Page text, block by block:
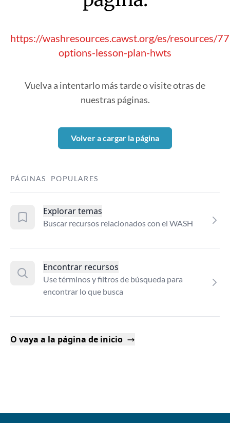
https://washresources.cawst.org/es/resources/
options-lesson-plan-hwts
Vuelva a intentarlo más tarde o visite otras de
nuestras páginas.
Volver a cargar la página
PÁGINAS POPULARES
Explorar temas
Buscar recursos relacionados con el WASH
Encontrar recursos
Use términos y filtros de búsqueda para
encontrar lo que busca
O vaya a la página de inicio